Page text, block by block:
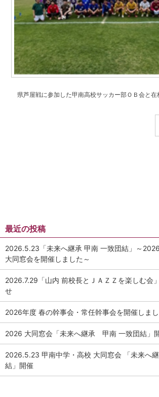
甲南大学同窓会
甲南小学校・甲南幼稚園
検
索:
県芦屋戦に参加した甲南高校サッカー部ＯＢ会と
最近の投稿
2026.5.23「未来へ継承 甲南 一致団結」～
大同窓会を開催しました～
2026.7.29「山内 前校長とＪＡＺＺを楽しむ会
せ
2026年度 春の幹事会・常任幹事会を開催しまし
2026 大同窓会「未来へ継承 甲南 一致団結」
2026.5.23 甲南中学・高校 大同窓会 「未来へ
結」開催